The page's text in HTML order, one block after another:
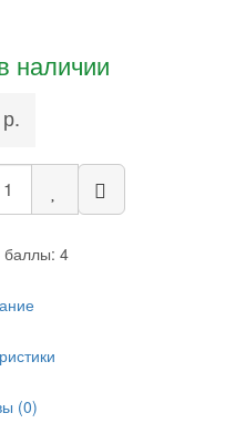
наличии
баллы: 4
(0)